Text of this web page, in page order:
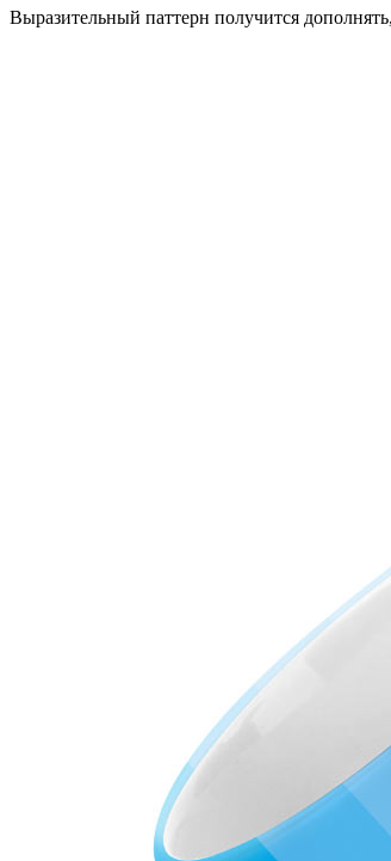
Выразительный паттерн получится